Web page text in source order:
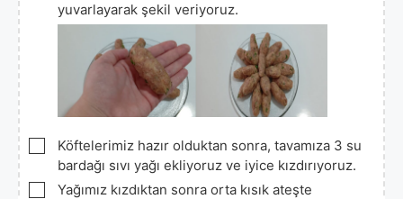
yuvarlayarak şekil veriyoruz.
▢
Köftelerimiz hazır olduktan sonra, tavamıza 3 su
bardağı sıvı yağı ekliyoruz ve iyice kızdırıyoruz.
▢
Yağımız kızdıktan sonra orta kısık ateşte